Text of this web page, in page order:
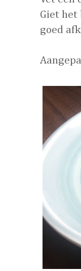
Giet het
goed